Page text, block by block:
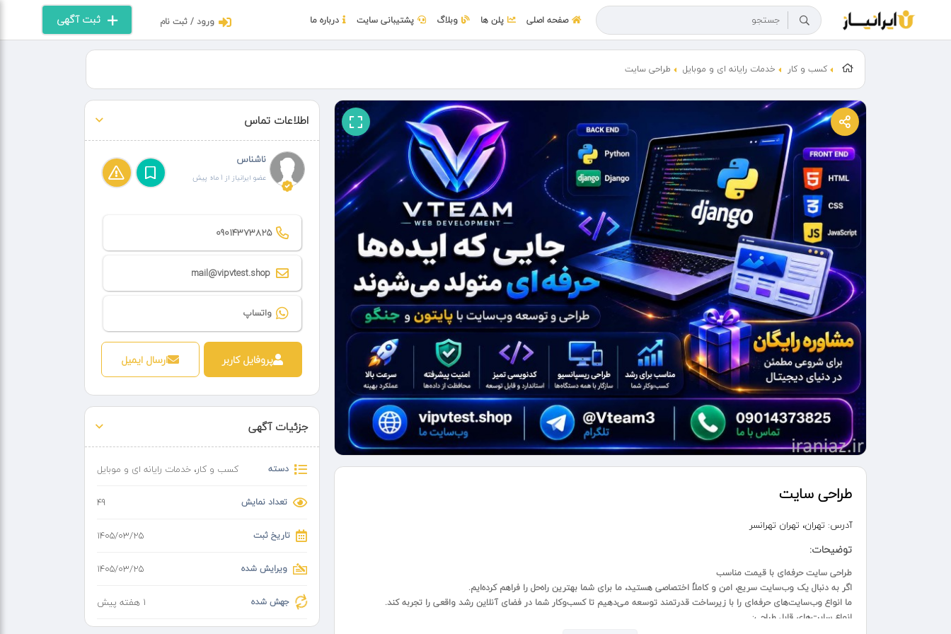
ثبت آگهی ورود / ثبت نام صفحه اصلی پلن ها وبلاگ پشتیبانی سایت درباره ما
کسب و کار خدمات رایانه ای و موبایل طراحی سایت
طراحی سایت
آدرس: تهران، تهران تهرانسر
توضیحات:
طراحی سایت حرفه‌ای با قیمت مناسب
اگر به دنبال یک وب‌سایت سریع، امن و کاملاً اختصاصی هستید، ما برای شما بهترین راه‌حل را فراهم کرده‌ایم.
ما انواع وب‌سایت‌های حرفه‌ای را با زیرساخت قدرتمند توسعه می‌دهیم تا کسب‌وکار شما در فضای آنلاین رشد واقعی را تجربه کند.
انواع سایت‌های قابل طراحی:
اطلاعات تماس
ناشناس
عضو ایرانیاز از 1 ماه پیش
09014373825
mail@vipvtest.shop
واتساپ
پروفایل کاربر ارسال ایمیل
جزئیات آگهی
دسته کسب و کار،خدمات رایانه ای و موبایل
تعداد نمایش 49
تاریخ ثبت ۱۴۰۵/۰۳/۲۵
ویرایش شده ۱۴۰۵/۰۳/۲۵
جهش شده 1 هفته پیش